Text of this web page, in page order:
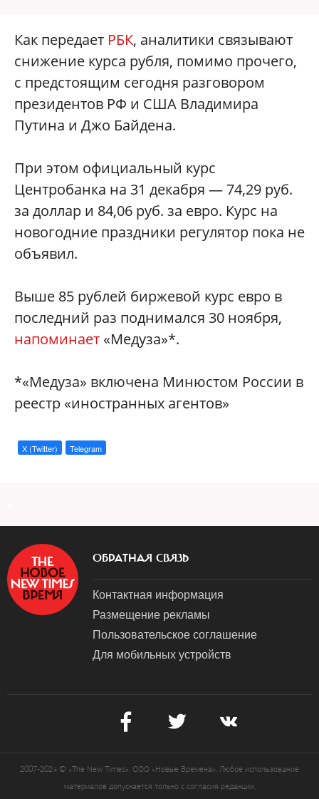
Как передает РБК, аналитики связывают
снижение курса рубля, помимо прочего,
с предстоящим сегодня разговором
президентов РФ и США Владимира
Путина и Джо Байдена.
При этом официальный курс
Центробанка на 31 декабря — 74,29 руб.
за доллар и 84,06 руб. за евро. Курс на
новогодние праздники регулятор пока не
объявил.
Выше 85 рублей биржевой курс евро в
последний раз поднимался 30 ноября,
напоминает «Медуза»*.
*«Медуза» включена Минюстом России в
реестр «иностранных агентов»
X (Twitter) Telegram
ОБРАТНАЯ СВЯЗЬ
Контактная информация
Размещение рекламы
Пользовательское соглашение
Для мобильных устройств
2007-2024 © «The New Times». ООО «Новые Времена». Любое использование
материалов допускается только с согласия редакции.